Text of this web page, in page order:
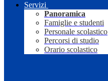
Servizi
Panoramica
Famiglie e studenti
Personale scolastico
Percorsi di studio
Orario scolastico